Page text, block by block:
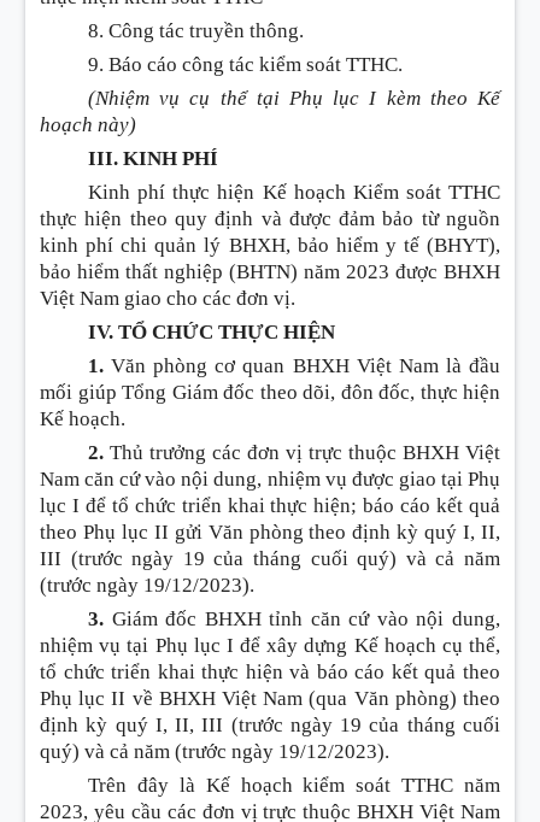
8. Công tác truyền thông.
9. Báo cáo công tác kiểm soát TTHC.
(Nhiệm vụ cụ thể tại Phụ lục I kèm theo Kế
hoạch này)
III. KINH PHÍ
Kinh phí thực hiện Kế hoạch Kiểm soát TTHC
thực hiện theo quy định và được đảm bảo từ nguồn
kinh phí chi quản lý BHXH, bảo hiểm y tế (BHYT),
bảo hiểm thất nghiệp (BHTN) năm 2023 được BHXH
Việt Nam giao cho các đơn vị.
IV. TỔ CHỨC THỰC HIỆN
1. Văn phòng cơ quan BHXH Việt Nam là đầu
mối giúp Tổng Giám đốc theo dõi, đôn đốc, thực hiện
Kế hoạch.
2. Thủ trưởng các đơn vị trực thuộc BHXH Việt
Nam căn cứ vào nội dung, nhiệm vụ được giao tại Phụ
lục I để tổ chức triển khai thực hiện; báo cáo kết quả
theo Phụ lục II gửi Văn phòng theo định kỳ quý I, II,
III (trước ngày 19 của tháng cuối quý) và cả năm
(trước ngày 19/12/2023).
3. Giám đốc BHXH tỉnh căn cứ vào nội dung,
nhiệm vụ tại Phụ lục I để xây dựng Kế hoạch cụ thể,
tổ chức triển khai thực hiện và báo cáo kết quả theo
Phụ lục II về BHXH Việt Nam (qua Văn phòng) theo
định kỳ quý I, II, III (trước ngày 19 của tháng cuối
quý) và cả năm (trước ngày 19/12/2023).
Trên đây là Kế hoạch kiểm soát TTHC năm
2023, yêu cầu các đơn vị trực thuộc BHXH Việt Nam